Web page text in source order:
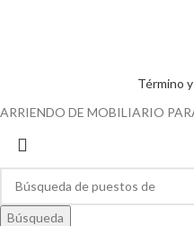
Término
ARRIENDO DE MOBILIARIO
Búsqueda